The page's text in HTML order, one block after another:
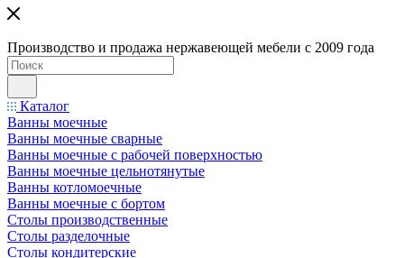
Производство и продажа нержавеющей мебели с 2009 года
Каталог
Ванны моечные
Ванны моечные сварные
Ванны моечные с рабочей поверхностью
Ванны моечные цельнотянутые
Ванны котломоечные
Ванны моечные с бортом
Столы производственные
Столы разделочные
Столы кондитерские